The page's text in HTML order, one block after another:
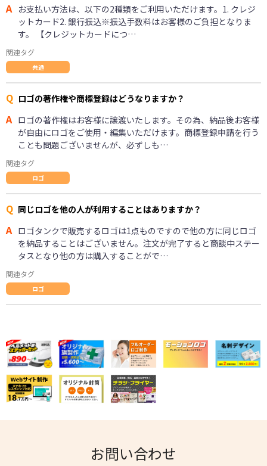
A お支払い方法は、以下の2種類をご利用いただけます。1. クレジ
ットカード2. 銀行振込※振込手数料はお客様のご負担となりま
す。 【クレジットカードにつ…
関連タグ
共通
Q ロゴの著作権や商標登録はどうなりますか？
A ロゴの著作権はお客様に譲渡いたします。その為、納品後お客様
が自由にロゴをご使用・編集いただけます。商標登録申請を行う
ことも問題ございませんが、必ずしも…
関連タグ
ロゴ
Q 同じロゴを他の人が利用することはありますか？
A ロゴタンクで販売するロゴは1点ものですので他の方に同じロゴ
を納品することはございません。注文が完了すると商談中ステー
タスとなり他の方は購入することがで…
関連タグ
ロゴ
お問い合わせ